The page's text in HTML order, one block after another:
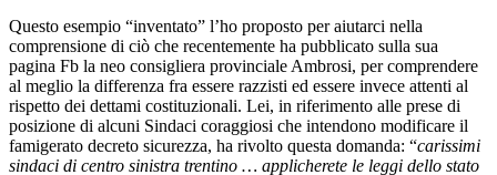
Questo esempio “inventato” l’ho proposto per aiutarci nella
comprensione di ciò che recentemente ha pubblicato sulla sua
pagina Fb la neo consigliera provinciale Ambrosi, per comprendere
al meglio la differenza fra essere razzisti ed essere invece attenti al
rispetto dei dettami costituzionali. Lei, in riferimento alle prese di
posizione di alcuni Sindaci coraggiosi che intendono modificare il
famigerato decreto sicurezza, ha rivolto questa domanda: “carissimi
sindaci di centro sinistra trentino … applicherete le leggi dello stato